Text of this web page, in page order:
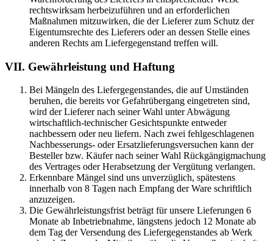
rechtswirksam herbeizuführen und an erforderlichen
Maßnahmen mitzuwirken, die der Lieferer zum Schutz der
Eigentumsrechte des Lieferers oder an dessen Stelle eines
anderen Rechts am Liefergegenstand treffen will.
VII. Gewährleistung und Haftung
Bei Mängeln des Liefergegenstandes, die auf Umständen
beruhen, die bereits vor Gefahrübergang eingetreten sind,
wird der Lieferer nach seiner Wahl unter Abwägung
wirtschaftlich-technischer Gesichtspunkte entweder
nachbessern oder neu liefern. Nach zwei fehlgeschlagenen
Nachbesserungs- oder Ersatzlieferungsversuchen kann der
Besteller bzw. Käufer nach seiner Wahl Rückgängigmachung
des Vertrages oder Herabsetzung der Vergütung verlangen.
Erkennbare Mängel sind uns unverzüglich, spätestens
innerhalb von 8 Tagen nach Empfang der Ware schriftlich
anzuzeigen.
Die Gewährleistungsfrist beträgt für unsere Lieferungen 6
Monate ab Inbetriebnahme, längstens jedoch 12 Monate ab
dem Tag der Versendung des Liefergegenstandes ab Werk